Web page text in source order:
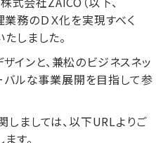
業務のＤＸ化を実現すべく
しました。
インと、兼松のビジネスネッ
バルな事業展開を目指して参
しましては、以下URLよりご
す。